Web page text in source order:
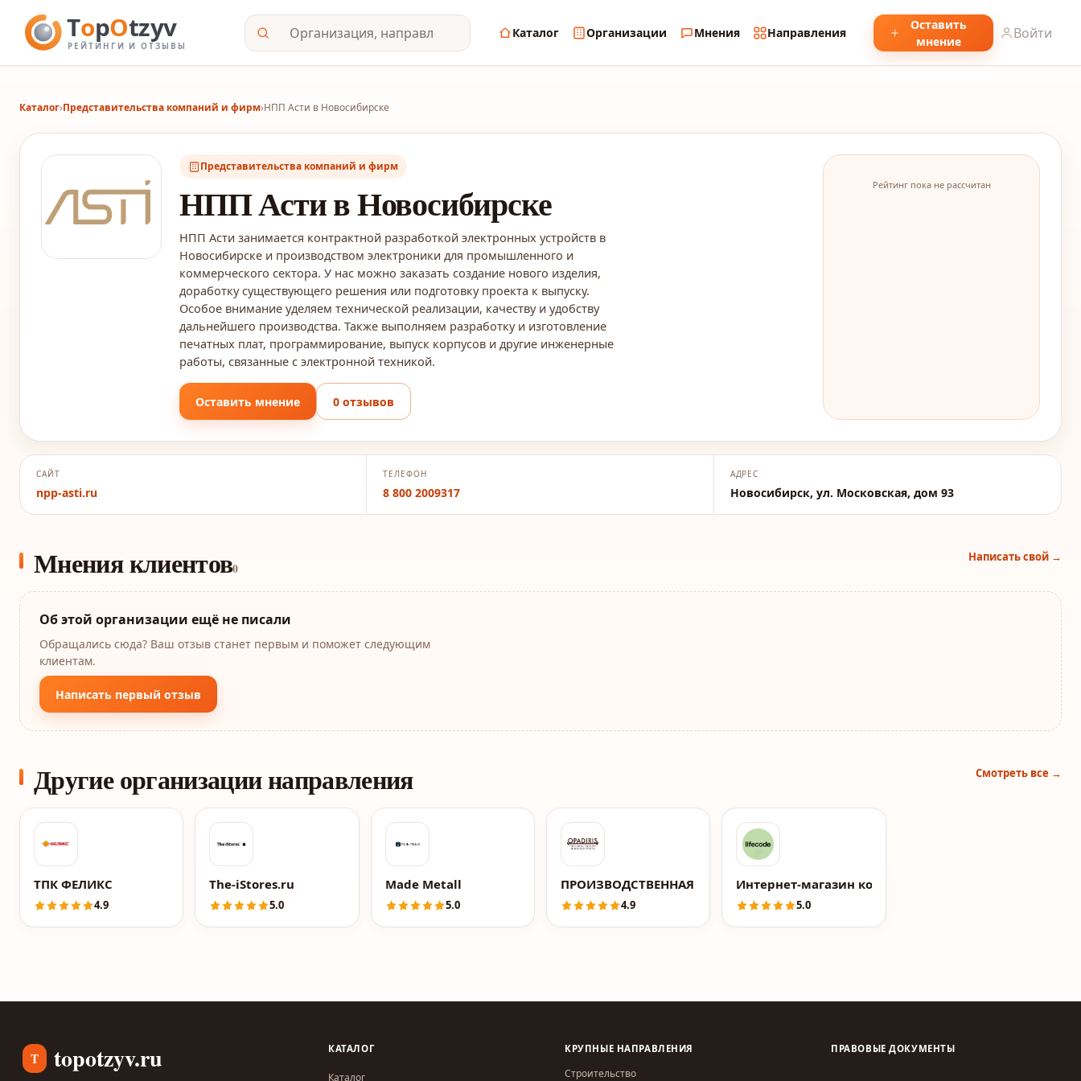
Каталог Организации Мнения Направления
Оставить
мнение
Войти
Каталог›Представительства компаний и фирм›НПП Асти в Новосибирске
Представительства компаний и фирм
НПП Асти в Новосибирске
НПП Асти занимается контрактной разработкой электронных устройств в
Новосибирске и производством электроники для промышленного и
коммерческого сектора. У нас можно заказать создание нового изделия,
доработку существующего решения или подготовку проекта к выпуску.
Особое внимание уделяем технической реализации, качеству и удобству
дальнейшего производства. Также выполняем разработку и изготовление
печатных плат, программирование, выпуск корпусов и другие инженерные
работы, связанные с электронной техникой.
Оставить мнение 0 отзывов
Рейтинг пока не рассчитан
САЙТ
npp-asti.ru
ТЕЛЕФОН
8 800 2009317
АДРЕС
Новосибирск, ул. Московская, дом 93
Мнения клиентов0
Написать свой →
Об этой организации ещё не писали
Обращались сюда? Ваш отзыв станет первым и поможет следующим
клиентам.
Написать первый отзыв
Другие организации направления Смотреть все →
ТПК ФЕЛИКС
4.9
The-iStores.ru
5.0
Made Metall
5.0
ПРОИЗВОДСТВЕННАЯ МЕБЕЛЬНАЯ ГРУППА OPADIRIS
4.9
Интернет-магазин косметики Lifecode.pro
5.0
T topotzyv.ru КАТАЛОГ
Каталог
КРУПНЫЕ НАПРАВЛЕНИЯ
Строительство
ПРАВОВЫЕ ДОКУМЕНТЫ